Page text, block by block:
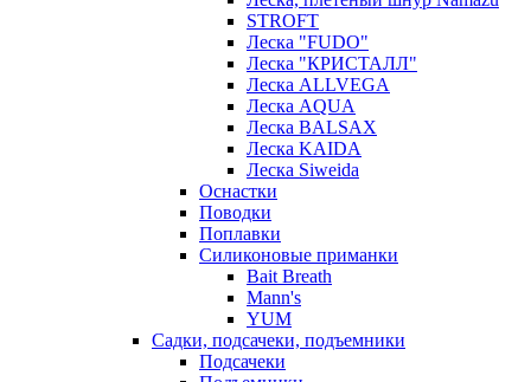
STROFT
Леска "FUDO"
Леска "КРИСТАЛЛ"
Леска ALLVEGA
Леска AQUA
Леска BALSAX
Леска KAIDA
Леска Siweida
Оснастки
Поводки
Поплавки
Силиконовые приманки
Bait Breath
Mann's
YUM
Садки, подсачеки, подъемники
Подсачеки